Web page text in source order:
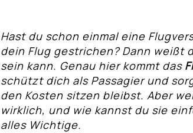
Hast du schon einmal eine
dein Flug gestrichen? Dann weißt
sein kann. Genau hier kommt das
schützt dich als Passagier und
den Kosten sitzen bleibst. Aber
wirklich, und wie kannst du sie
alles Wichtige.